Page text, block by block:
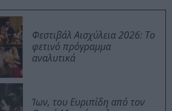
Φεστιβάλ Αισχύλεια 2026: Το
φετινό πρόγραμμα
αναλυτικά
Ίων, του Ευριπίδη από τον